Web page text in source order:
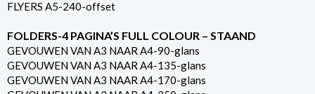
FLYERS A5-240-offset
FOLDERS-4 PAGINA’S FULL COLOUR – STAAND
GEVOUWEN VAN A3 NAAR A4-90-glans
GEVOUWEN VAN A3 NAAR A4-135-glans
GEVOUWEN VAN A3 NAAR A4-170-glans